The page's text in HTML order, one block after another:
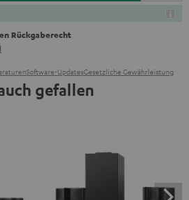
Rückgaberecht
Software-UpdatesGesetzliche Gewährleistung
gefallen